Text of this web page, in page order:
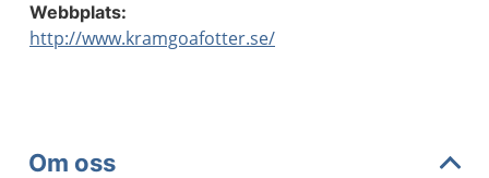
Webbplats:
http://www.kramgoafotter.se/
Om oss